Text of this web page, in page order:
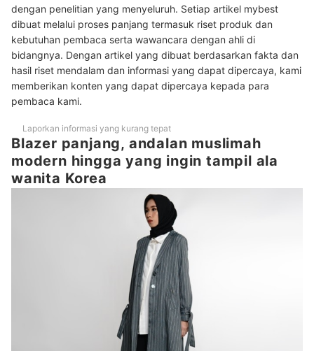
dengan penelitian yang menyeluruh. Setiap artikel mybest
dibuat melalui proses panjang termasuk riset produk dan
kebutuhan pembaca serta wawancara dengan ahli di
bidangnya. Dengan artikel yang dibuat berdasarkan fakta dan
hasil riset mendalam dan informasi yang dapat dipercaya, kami
memberikan konten yang dapat dipercaya kepada para
pembaca kami.
Laporkan informasi yang kurang tepat
Blazer panjang, andalan muslimah
modern hingga yang ingin tampil ala
wanita Korea